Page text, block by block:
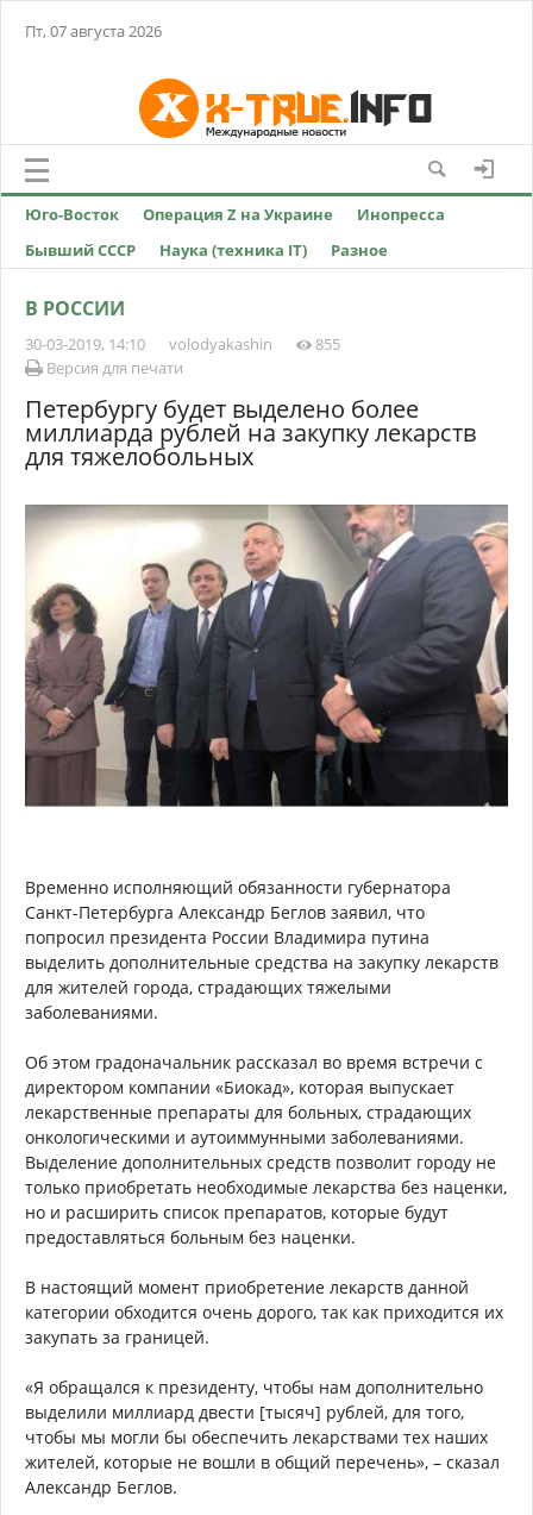
Пт, 07 августа 2026
Юго-Восток Операция Z на Украине
Инопресса
Бывший СССР
Наука (техника IT) Разное
В РОССИИ
30-03-2019, 14:10 volodyakashin
855
Версия для печати
Петербургу будет выделено более
миллиарда рублей на закупку лекарств
для тяжелобольных
Временно исполняющий обязанности губернатора
Санкт-Петербурга Александр Беглов заявил, что
попросил президента России Владимира путина
выделить дополнительные средства на закупку лекарств
для жителей города, страдающих тяжелыми
заболеваниями.
Об этом градоначальник рассказал во время встречи с
директором компании «Биокад», которая выпускает
лекарственные препараты для больных, страдающих
онкологическими и аутоиммунными заболеваниями.
Выделение дополнительных средств позволит городу не
только приобретать необходимые лекарства без наценки,
но и расширить список препаратов, которые будут
предоставляться больным без наценки.
В настоящий момент приобретение лекарств данной
категории обходится очень дорого, так как приходится их
закупать за границей.
«Я обращался к президенту, чтобы нам дополнительно
выделили миллиард двести [тысяч] рублей, для того,
чтобы мы могли бы обеспечить лекарствами тех наших
жителей, которые не вошли в общий перечень», – сказал
Александр Беглов.